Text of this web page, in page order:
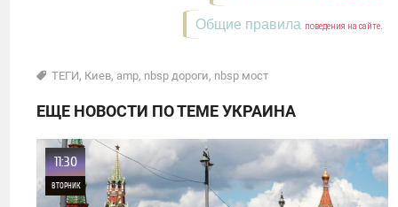
Общие правила поведения на сайте.
ТЕГИ, Киев, amp, nbsp дороги, nbsp мост
ЕЩЕ НОВОСТИ ПО ТЕМЕ УКРАИНА
11:30
ВТОРНИК